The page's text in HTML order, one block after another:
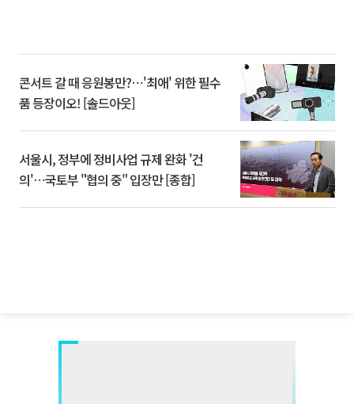
콘서트 갈 때 응원봉만?⋯'최애' 위한 필수
품 등장이오! [솔드아웃]
서울시, 정부에 정비사업 규제 완화 '건
의'⋯국토부 "협의 중" 입장만 [종합]